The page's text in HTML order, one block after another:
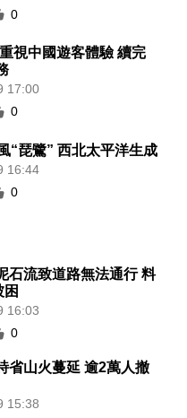
0
視中國遊客體驗 續完
17:00
0
“琵鷺” 西北太平洋生成
16:44
0
石流致道路無法通行 料
困
16:03
0
省山火蔓延 逾2萬人撤
15:38